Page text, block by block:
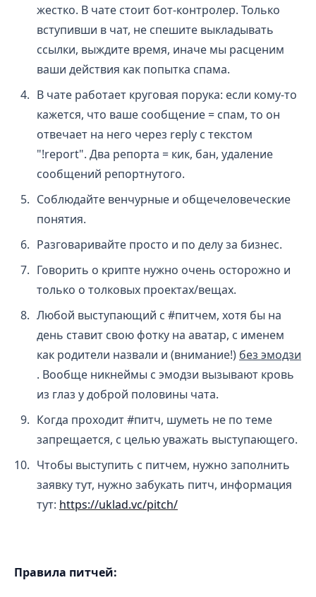
жестко. В чате стоит бот-контролер. Только
вступивши в чат, не спешите выкладывать
ссылки, выждите время, иначе мы расценим
ваши действия как попытка спама.
В чате работает круговая порука: если кому-то
кажется, что ваше сообщение = спам, то он
отвечает на него через reply с текстом
"!report". Два репорта = кик, бан, удаление
сообщений репортнутого.
Соблюдайте венчурные и общечеловеческие
понятия.
Разговаривайте просто и по делу за бизнес.
Говорить о крипте нужно очень осторожно и
только о толковых проектах/вещах.
Любой выступающий с #питчем, хотя бы на
день ставит свою фотку на аватар, с именем
как родители назвали и (внимание!) без эмодзи
. Вообще никнеймы с эмодзи вызывают кровь
из глаз у доброй половины чата.
Когда проходит #питч, шуметь не по теме
запрещается, с целью уважать выступающего.
Чтобы выступить с питчем, нужно заполнить
заявку тут, нужно забукать питч, информация
тут: https://uklad.vc/pitch/
Правила питчей: